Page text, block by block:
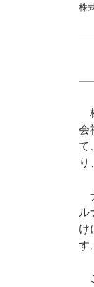
株
会
て
り
ル
け
す。